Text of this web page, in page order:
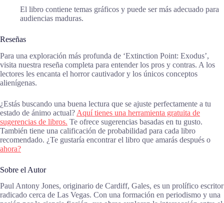
El libro contiene temas gráficos y puede ser más adecuado para
audiencias maduras.
Reseñas
Para una exploración más profunda de ‘Extinction Point: Exodus’,
visita nuestra reseña completa para entender los pros y contras. A los
lectores les encanta el horror cautivador y los únicos conceptos
alienígenas.
¿Estás buscando una buena lectura que se ajuste perfectamente a tu
estado de ánimo actual? Aquí tienes una herramienta gratuita de
sugerencias de libros. Te ofrece sugerencias basadas en tu gusto.
También tiene una calificación de probabilidad para cada libro
recomendado. ¿Te gustaría encontrar el libro que amarás después o
ahora?
Sobre el Autor
Paul Antony Jones, originario de Cardiff, Gales, es un prolífico escritor
radicado cerca de Las Vegas. Con una formación en periodismo y una